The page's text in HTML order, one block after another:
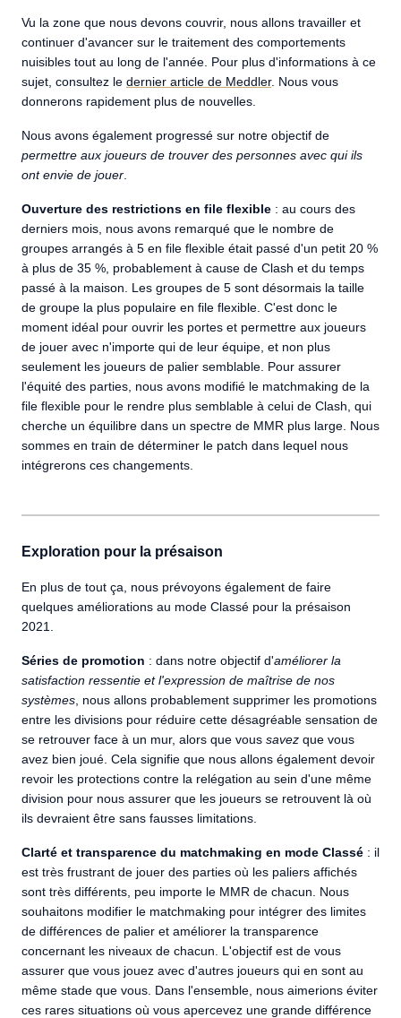
Vu la zone que nous devons couvrir, nous allons travailler et
continuer d'avancer sur le traitement des comportements
nuisibles tout au long de l'année. Pour plus d'informations à ce
sujet, consultez le dernier article de Meddler. Nous vous
donnerons rapidement plus de nouvelles.
Nous avons également progressé sur notre objectif de
permettre aux joueurs de trouver des personnes avec qui ils
ont envie de jouer
Ouverture des restrictions en file flexible : au cours des
derniers mois, nous avons remarqué que le nombre de
groupes arrangés à 5 en file flexible était passé d'un petit 20 %
à plus de 35 %, probablement à cause de Clash et du temps
passé à la maison. Les groupes de 5 sont désormais la taille
de groupe la plus populaire en file flexible. C'est donc le
moment idéal pour ouvrir les portes et permettre aux joueurs
de jouer avec n'importe qui de leur équipe, et non plus
seulement les joueurs de palier semblable. Pour assurer
l'équité des parties, nous avons modifié le matchmaking de la
file flexible pour le rendre plus semblable à celui de Clash, qui
cherche un équilibre dans un spectre de MMR plus large. Nous
sommes en train de déterminer le patch dans lequel nous
intégrerons ces changements.
Exploration pour la présaison
En plus de tout ça, nous prévoyons également de faire
quelques améliorations au mode Classé pour la présaison
2021.
Séries de promotion : dans notre objectif d'améliorer la
satisfaction ressentie et l'expression de maîtrise de nos
systèmes , nous allons probablement supprimer les promotions
entre les divisions pour réduire cette désagréable sensation de
se retrouver face à un mur, alors que vous savez que vous
avez bien joué. Cela signifie que nous allons également devoir
revoir les protections contre la relégation au sein d'une même
division pour nous assurer que les joueurs se retrouvent là où
ils devraient être sans fausses limitations.
Clarté et transparence du matchmaking en mode Classé : il
est très frustrant de jouer des parties où les paliers affichés
sont très différents, peu importe le MMR de chacun. Nous
souhaitons modifier le matchmaking pour intégrer des limites
de différences de palier et améliorer la transparence
concernant les niveaux de chacun. L'objectif est de vous
assurer que vous jouez avec d'autres joueurs qui en sont au
même stade que vous. Dans l'ensemble, nous aimerions éviter
ces rares situations où vous apercevez une grande différence